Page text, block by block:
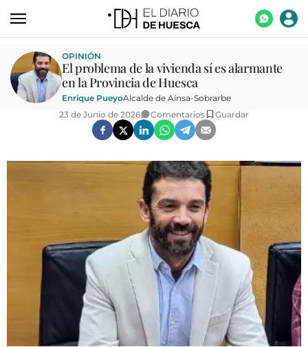
ACTUALIDAD
ECONOMÍA
TECNOLOGÍA
OPINIÓN
GALERÍAS
VÍDEOS
CONTACTAR
OPINIÓN
El problema de la vivienda sí es alarmante
en la Provincia de Huesca
Enrique PueyoAlcalde de Aínsa-Sobrarbe
23 de Junio de 2026
Comentarios Guardar
Enrique Pueyo. El PSOE pide a la DPH un plan de mantenimiento de las carreteras
provinciales para reforzar la seguridad vial